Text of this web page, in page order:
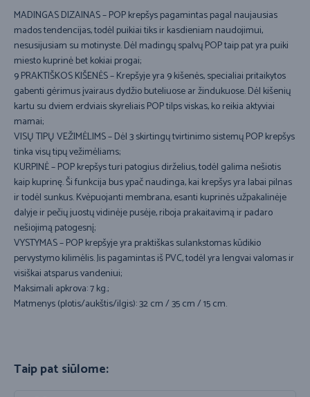
MADINGAS DIZAINAS – POP krepšys pagamintas pagal naujausias
mados tendencijas, todėl puikiai tiks ir kasdieniam naudojimui,
nesusijusiam su motinyste. Dėl madingų spalvų POP taip pat yra puiki
miesto kuprinė bet kokiai progai;
9 PRAKTIŠKOS KIŠENĖS – Krepšyje yra 9 kišenės, specialiai pritaikytos
gabenti gėrimus įvairaus dydžio buteliuose ar žindukuose. Dėl kišenių
kartu su dviem erdviais skyreliais POP tilps viskas, ko reikia aktyviai
mamai;
VISŲ TIPŲ VEŽIMĖLIMS – Dėl 3 skirtingų tvirtinimo sistemų POP krepšys
tinka visų tipų vežimėliams;
KURPINĖ – POP krepšys turi patogius dirželius, todėl galima nešiotis
kaip kuprinę. Ši funkcija bus ypač naudinga, kai krepšys yra labai pilnas
ir todėl sunkus. Kvėpuojanti membrana, esanti kuprinės užpakalinėje
dalyje ir pečių juostų vidinėje pusėje, riboja prakaitavimą ir padaro
nešiojimą patogesnį;
VYSTYMAS – POP krepšyje yra praktiškas sulankstomas kūdikio
pervystymo kilimėlis. Jis pagamintas iš PVC, todėl yra lengvai valomas ir
visiškai atsparus vandeniui;
Maksimali apkrova: 7 kg.;
Matmenys (plotis/aukštis/ilgis): 32 cm / 35 cm / 15 cm.
Taip pat siūlome: